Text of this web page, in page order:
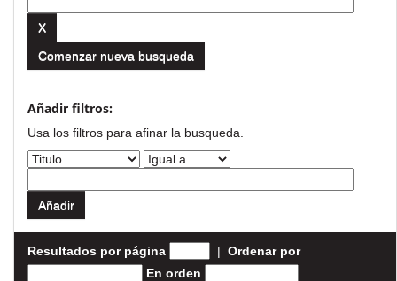
Comenzar nueva busqueda
Añadir filtros:
Usa los filtros para afinar la busqueda.
Resultados por página | Ordenar por
En orden